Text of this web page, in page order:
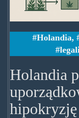
Holandia,
Holandia
hipokryzję